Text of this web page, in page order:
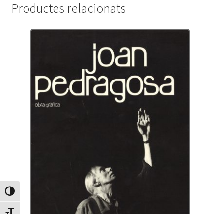
Canvia Alt Contrast
Productes relacionats